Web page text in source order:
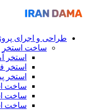
طراحی و اجرای
ساخت استخر
استخر
استخر
استخر
ساخت
ساخت
ساخت